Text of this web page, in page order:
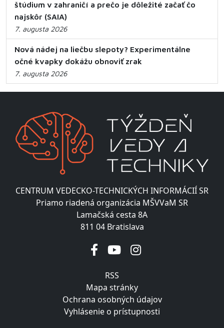
štúdium v zahraničí a prečo je dôležité začať čo
najskôr (SAIA)
7. augusta 2026
Nová nádej na liečbu slepoty? Experimentálne
očné kvapky dokážu obnoviť zrak
7. augusta 2026
CENTRUM VEDECKO-TECHNICKÝCH INFORMÁCIÍ SR
Priamo riadená organizácia MŠVVaM SR
Lamačská cesta 8A
811 04 Bratislava
RSS
Mapa stránky
Ochrana osobných údajov
Vyhlásenie o prístupnosti